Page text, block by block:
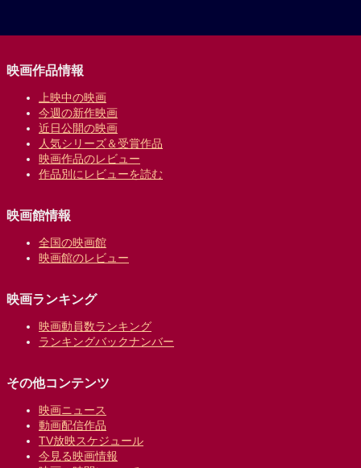
映画作品情報
上映中の映画
今週の新作映画
近日公開の映画
人気シリーズ＆受賞作品
映画作品のレビュー
作品別にレビューを読む
映画館情報
全国の映画館
映画館のレビュー
映画ランキング
映画動員数ランキング
ランキングバックナンバー
その他コンテンツ
映画ニュース
動画配信作品
TV放映スケジュール
今見る映画情報